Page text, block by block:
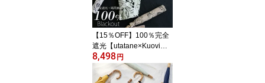
たみやすい｜大判｜竹製
｜高見え [レディース メ
ンズ 子供 ユニセックス]2
026新作
【15％OFF】100％完全
遮光【utatane×Kuovi日
傘 折りたたみ トップレ
ス 2段 55cm｜オーチャ
ードバンブー タッセル
8,498 円